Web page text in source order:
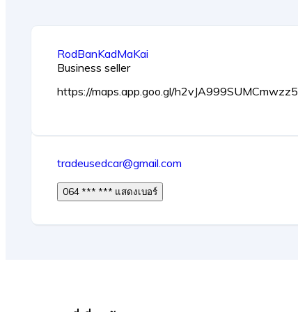
RodBanKadMaKai
Business seller
https://maps.app.goo.gl/h2vJA999SUMCmwzz5
tradeusedcar@gmail.com
064 *** *** แสดงเบอร์